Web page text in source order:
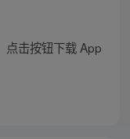
点击按钮下载 App